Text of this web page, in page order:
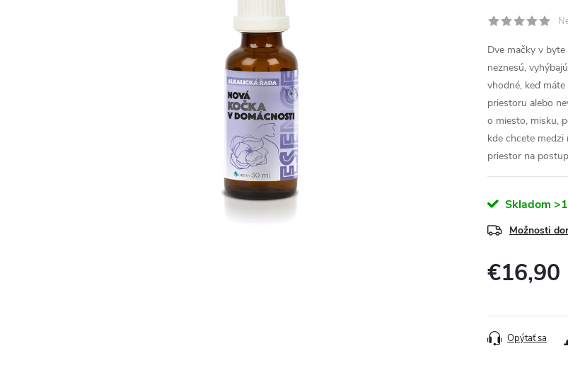
Dve mačky v
neznesú,
vhodné, keď
priestoru alebo
o miesto, misku,
kde chcete
priestor na
Skladom
Možnosti
€16,90
Opýtať sa